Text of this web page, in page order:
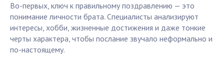
Во-первых, ключ к правильному поздравлению — это
понимание личности брата. Специалисты анализируют
интересы, хобби, жизненные достижения и даже тонкие
черты характера, чтобы послание звучало неформально и
по-настоящему.